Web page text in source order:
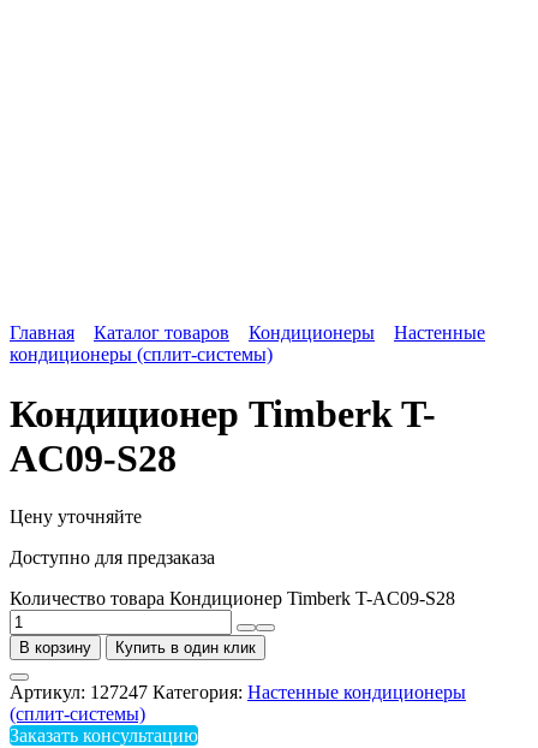
Главная Каталог товаров Кондиционеры
Настенные
кондиционеры (сплит-системы)
Кондиционер Timberk T-
AC09-S28
Цену уточняйте
Доступно для предзаказа
Количество товара Кондиционер Timberk T-AC09-S28
В корзину Купить в один клик
Артикул: 127247 Категория: Настенные кондиционеры
(сплит-системы)
Заказать консультацию